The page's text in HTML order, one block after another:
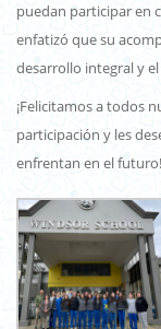
puedan participar en
enfatizó que su
desarrollo integral y
¡Felicitamos a todos
participación y les
enfrentan en el futuro!